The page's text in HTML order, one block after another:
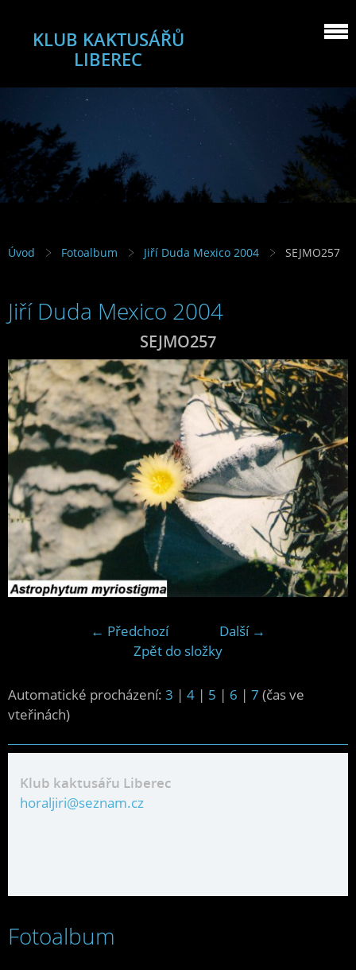
KLUB KAKTUSÁŘŮ
LIBEREC
Úvod Fotoalbum Jiří Duda Mexico 2004 SEJMO257
Jiří Duda Mexico 2004
SEJMO257
← Předchozí
Další →
Zpět do složky
Automatické procházení: 3 | 4 | 5 | 6 | 7 (čas ve
vteřinách)
Klub kaktusářu Liberec
horaljiri@seznam.cz
Fotoalbum